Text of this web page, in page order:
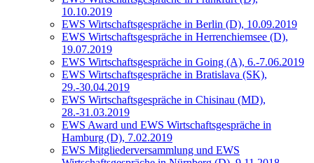
10.10.2019
EWS Wirtschaftsgespräche in Berlin (D), 10.09.2019
EWS Wirtschaftsgespräche in Herrenchiemsee (D),
19.07.2019
EWS Wirtschaftsgespräche in Going (A), 6.-7.06.2019
EWS Wirtschaftsgespräche in Bratislava (SK),
29.-30.04.2019
EWS Wirtschaftsgespräche in Chisinau (MD),
28.-31.03.2019
EWS Award und EWS Wirtschaftsgespräche in
Hamburg (D), 7.02.2019
EWS Mitgliederversammlung und EWS